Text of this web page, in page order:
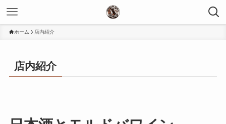
ホーム 店内紹介
店内紹介